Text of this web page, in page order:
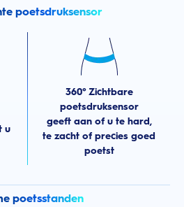
poetsdruksensor
u
360° Zichtbare
poetsdruksensor
geeft aan of u te hard,
te zacht of precies goed
poetst
poetsstanden